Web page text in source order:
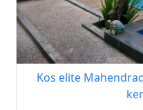
Kos elite